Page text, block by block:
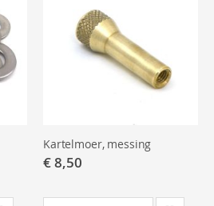
Kartelmoer, messing
€ 8,50